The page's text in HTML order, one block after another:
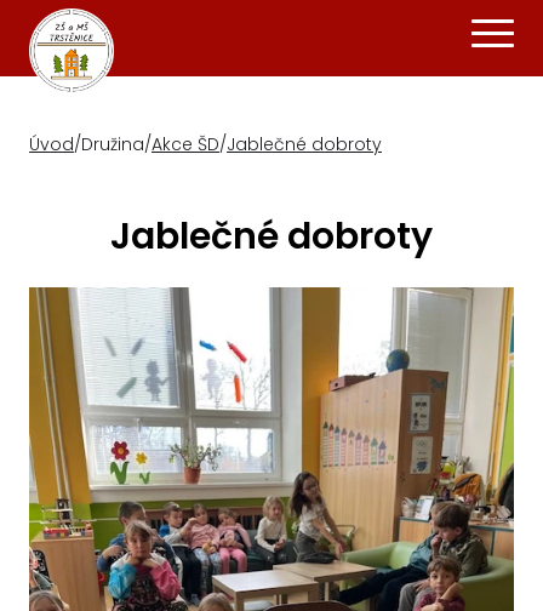
Úvod/Družina/Akce ŠD/Jablečné dobroty
Jablečné dobroty